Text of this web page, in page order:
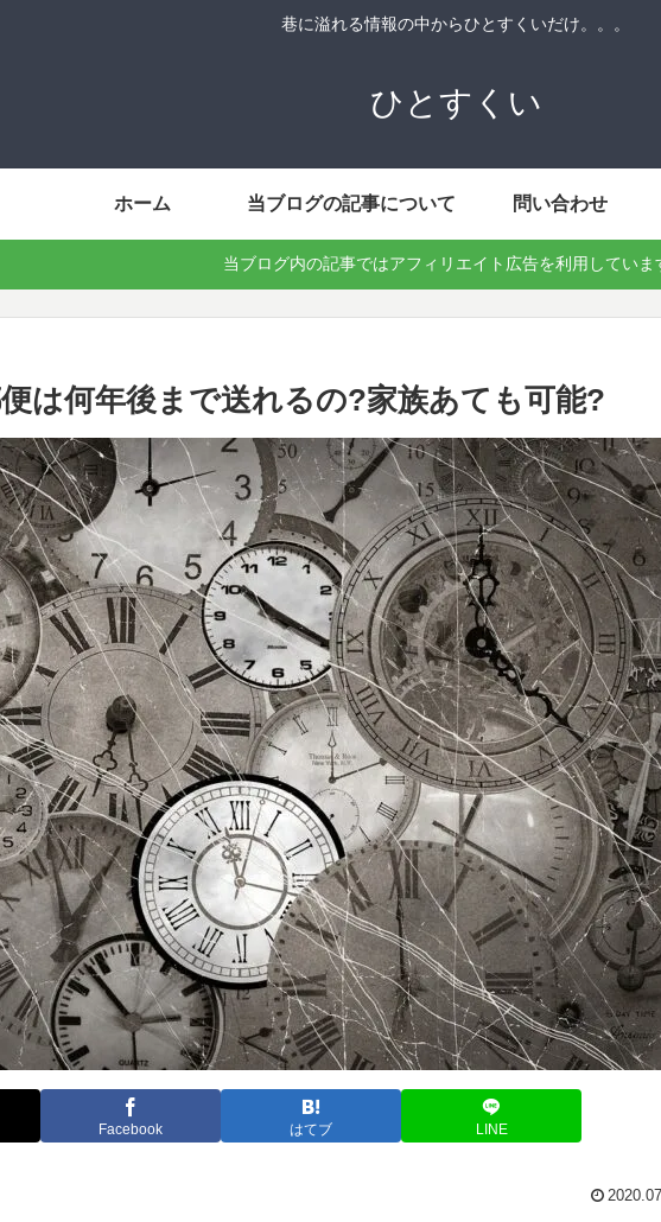
巷に溢れる情報の中からひとすくいだけ。。。
ひとすくい
ホーム 当ブログの記事について 問い合わせ
当ブログ内の記事ではアフィリエイト広告を利用していま
は何年後まで送れるの?家族あても可能?
Facebook はてブ LINE